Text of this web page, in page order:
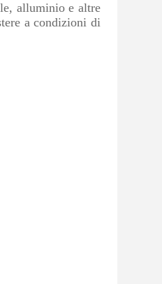
alluminio e altre
a condizioni di